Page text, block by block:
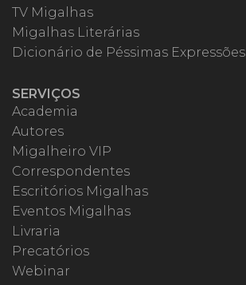
TV Migalhas
Migalhas Literárias
Dicionário de Péssimas Expressões
SERVIÇOS
Academia
Autores
Migalheiro VIP
Correspondentes
Escritórios Migalhas
Eventos Migalhas
Livraria
Precatórios
Webinar